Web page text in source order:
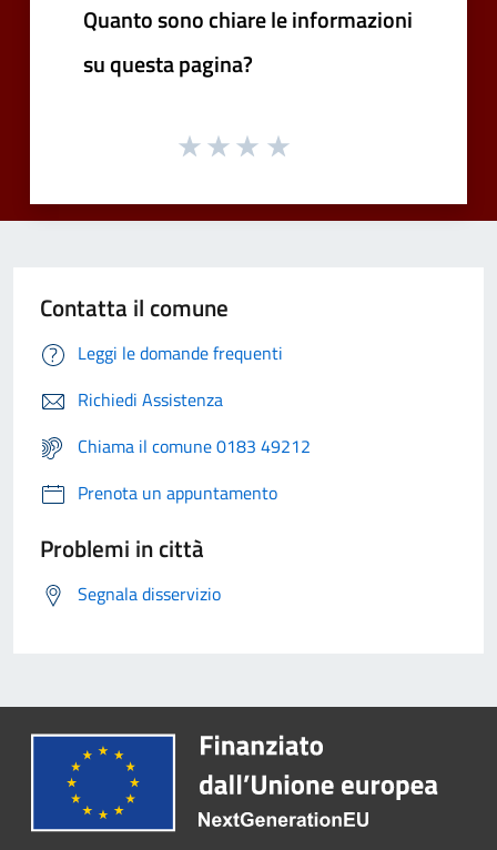
Quanto sono chiare le informazioni
su questa pagina?
Contatta il comune
Leggi le domande frequenti
Richiedi Assistenza
Chiama il comune 0183 49212
Prenota un appuntamento
Problemi in città
Segnala disservizio